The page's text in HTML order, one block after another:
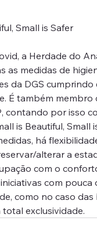
Small is Safer
a Herdade do
as medidas de
da DGS cumprindo
É também membro
contando por isso
is Beautiful, Small
há
alterar a
com o
com pouca
como no caso das
total exclusividade.